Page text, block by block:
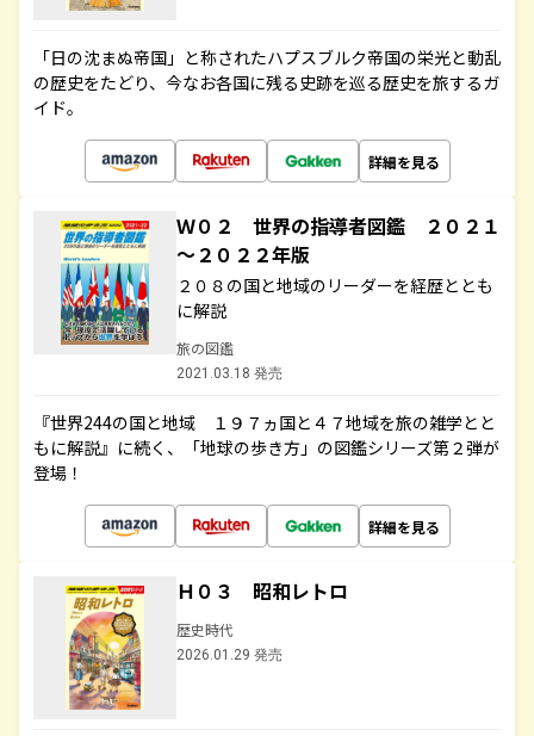
「日の沈まぬ帝国」と称されたハプスブルク帝国の栄光と動乱
の歴史をたどり、今なお各国に残る史跡を巡る歴史を旅するガ
イド。
詳細を見る
Ｗ０２ 世界の指導者図鑑 ２０２１
～２０２２年版
２０８の国と地域のリーダーを経歴ととも
に解説
旅の図鑑
2021.03.18 発売
『世界244の国と地域 １９７ヵ国と４７地域を旅の雑学とと
もに解説』に続く、「地球の歩き方」の図鑑シリーズ第２弾が
登場！
詳細を見る
Ｈ０３ 昭和レトロ
歴史時代
2026.01.29 発売